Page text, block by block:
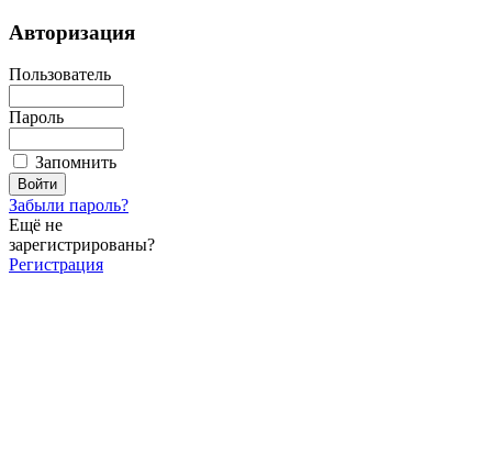
Авторизация
Пользователь
Пароль
Запомнить
Забыли пароль?
Ещё не
зарегистрированы?
Регистрация